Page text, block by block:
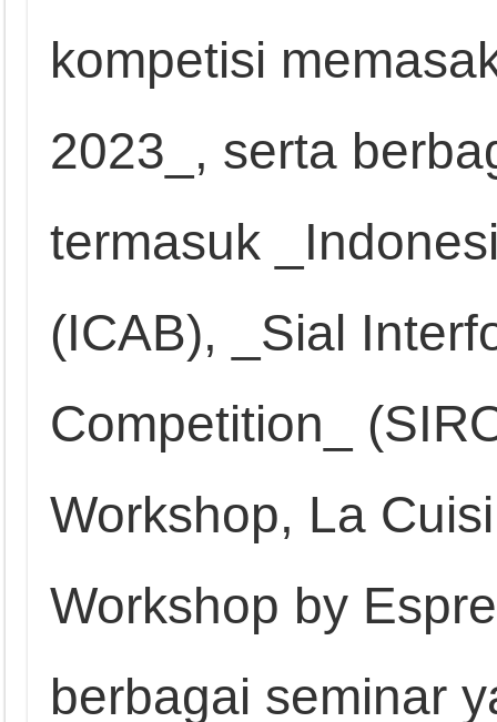
kompetisi
2023_, serta
termasuk
(ICAB), _Sial
Competition_
Workshop, La
Workshop by
berbagai seminar